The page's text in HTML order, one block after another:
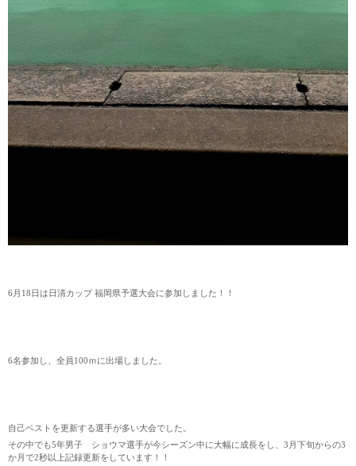
6月18日は日清カップ 福岡県予選大会に参加しました！！
6名参加し、全員100ｍに出場しました。
自己ベストを更新する選手が多い大会でした。
その中でも5年男子 ショウマ選手が今シーズン中に大幅に成長をし、3月下旬からの3
か月で2秒以上記録更新をしています！！